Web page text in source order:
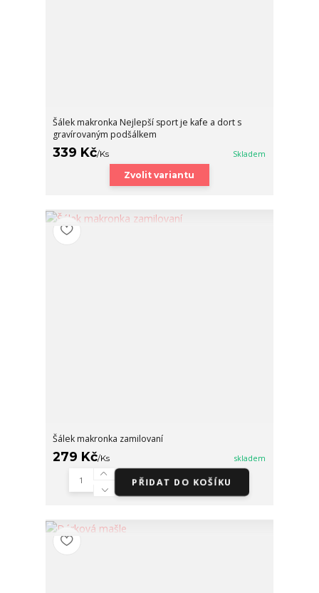
Šálek makronka Nejlepší sport je kafe a dort s
gravírovaným podšálkem
339 Kč/Ks Skladem
Zvolit variantu
Šálek makronka zamilovaní
279 Kč/Ks skladem
PŘIDAT DO KOŠÍKU